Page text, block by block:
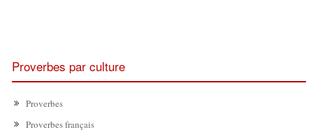
Proverbes par culture
Proverbes
Proverbes français